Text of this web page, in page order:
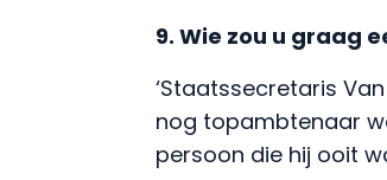
9. Wie zou u graag
‘Staatssecretaris
nog topambtenaar
persoon die hij ooit